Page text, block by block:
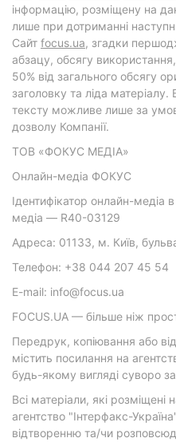
інформацію, розміщену на
лише при дотриманні
Cайт focus.ua, згадки
абзацу, обсягу
50% від загального обсягу
заголовку та ліда
тексту можливе лише за
дозволу Компанії.
ТОВ «ФОКУС МЕДІА»
Онлайн-медіа ФОКУС
Ідентифікатор онлайн-медіа
медіа — R40-03129
Адреса: 01133, м. Київ,
Телефон: +38 044 207 45 54
E-mail: info@focus.ua
FOCUS.UA — більше ніж
Передрук, копіювання або
містить посилання на
будь-якому вигляді суворо
Всі матеріали, які
агентство "Інтерфакс-
відтворенню та/чи